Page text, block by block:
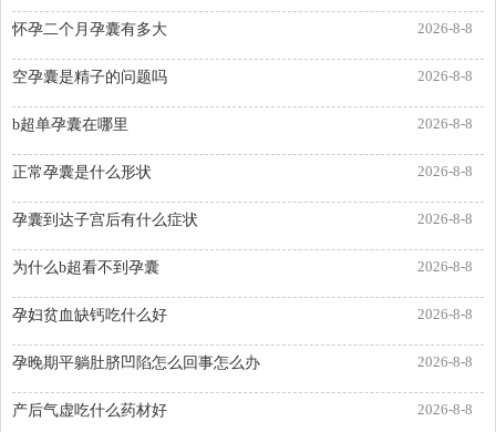
2026-8-8
怀孕二个月孕囊有多大
2026-8-8
空孕囊是精子的问题吗
2026-8-8
b超单孕囊在哪里
2026-8-8
正常孕囊是什么形状
2026-8-8
孕囊到达子宫后有什么症状
2026-8-8
为什么b超看不到孕囊
2026-8-8
孕妇贫血缺钙吃什么好
2026-8-8
孕晚期平躺肚脐凹陷怎么回事怎么办
2026-8-8
产后气虚吃什么药材好